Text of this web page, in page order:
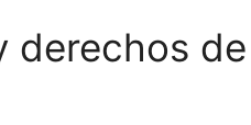
derechos